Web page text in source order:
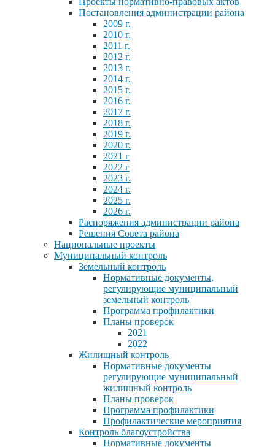
Постановления администрации района
2009 г.
2010 г.
2011 г.
2012 г.
2013 г.
2014 г.
2015 г.
2016 г.
2017 г.
2018 г.
2019 г.
2020 г.
2021 г
2022 г
2023 г.
2024 г.
2025 г.
2026 г.
Распоряжения администрации района
Решения Совета района
Национальные проекты
Муниципальный контроль
Земельный контроль
Нормативные документы,
регулирующие муниципальный
земельный контроль
Программа профилактики
Планы проверок
2021
2022
Жилищный контроль
Нормативные документы
регулирующие муниципальный
жилищный контроль
Планы проверок
Программа профилактики
Профилактические мероприятия
Контроль благоустройства
Нормативные документы